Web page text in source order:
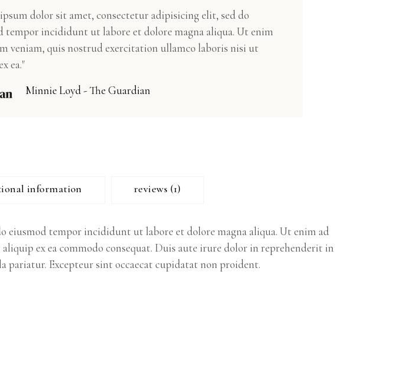
dolor sit amet, consectetur adipisicing elit, sed do
tempor incididunt ut labore et dolore magna aliqua. Ut enim
veniam, quis nostrud exercitation ullamco laboris nisi ut
ea."
Minnie Loyd - The Guardian
information reviews (1)
eiusmod tempor incididunt ut labore et dolore magna aliqua. Ut enim ad
ex ea commodo consequat. Duis aute irure dolor in reprehenderit in
pariatur. Excepteur sint occaecat cupidatat non proident.